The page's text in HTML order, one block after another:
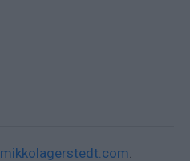
mikkolagerstedt.com.